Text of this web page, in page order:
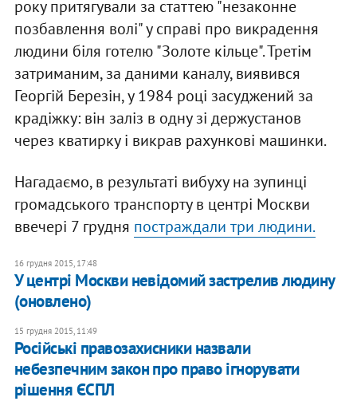
року притягували за статтею "незаконне
позбавлення волі" у справі про викрадення
людини біля готелю "Золоте кільце". Третім
затриманим, за даними каналу, виявився
Георгій Березін, у 1984 році засуджений за
крадіжку: він заліз в одну зі держустанов
через кватирку і викрав рахункові машинки.
Нагадаємо, в результаті вибуху на зупинці
громадського транспорту в центрі Москви
ввечері 7 грудня постраждали три людини.
16 грудня 2015, 17:48
У центрі Москви невідомий застрелив людину
(оновлено)
15 грудня 2015, 11:49
Російські правозахисники назвали
небезпечним закон про право ігнорувати
рішення ЄСПЛ